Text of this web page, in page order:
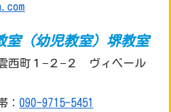
室（幼児教室）堺教室
西町１−２−２ ヴィベール
： 090-9715-5451